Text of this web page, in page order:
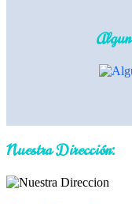
Nuestra Dirección: